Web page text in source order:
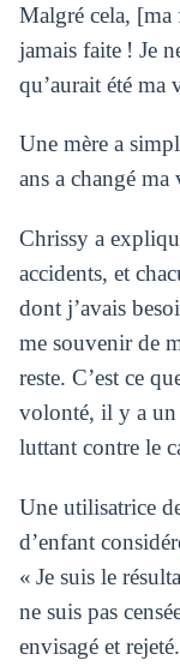
Malgré cela, [ma
jamais faite ! Je
qu’aurait été ma
Une mère a
ans a changé
Chrissy a
accidents, et
dont j’avais
me souvenir de
reste. C’est ce
volonté, il y a un
luttant contre le
Une utilisatrice
d’enfant
« Je suis le
ne suis pas
envisagé et